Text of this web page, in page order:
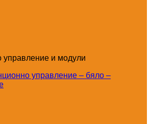
управление и модули
управление – бяло –